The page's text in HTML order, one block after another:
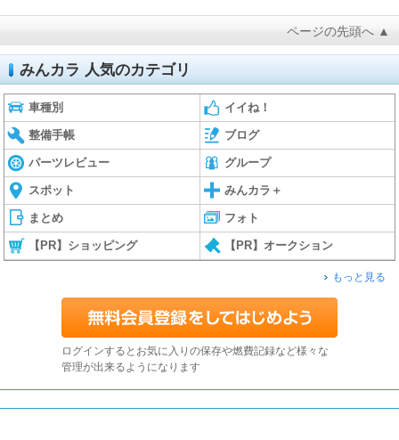
ページの先頭へ ▲
みんカラ 人気のカテゴリ
車種別 イイね！
整備手帳 ブログ
パーツレビュー グループ
スポット みんカラ＋
まとめ フォト
【PR】ショッピング 【PR】オークション
もっと見る
ログインするとお気に入りの保存や燃費記録など様々な
管理が出来るようになります